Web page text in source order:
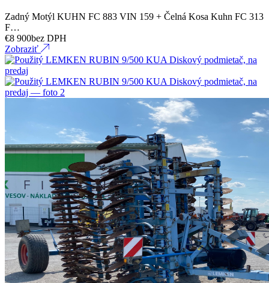
Zadný Motýl KUHN FC 883 VIN 159 + Čelná Kosa Kuhn FC 313
F…
€8 900bez DPH
Zobraziť